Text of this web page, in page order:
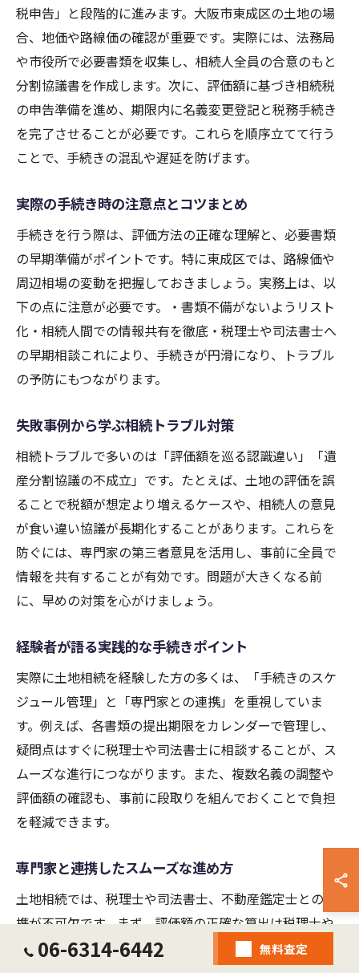
税申告」と段階的に進みます。大阪市東成区の土地の場
合、地価や路線価の確認が重要です。実際には、法務局
や市役所で必要書類を収集し、相続人全員の合意のもと
分割協議書を作成します。次に、評価額に基づき相続税
の申告準備を進め、期限内に名義変更登記と税務手続き
を完了させることが必要です。これらを順序立てて行う
ことで、手続きの混乱や遅延を防げます。
実際の手続き時の注意点とコツまとめ
手続きを行う際は、評価方法の正確な理解と、必要書類
の早期準備がポイントです。特に東成区では、路線価や
周辺相場の変動を把握しておきましょう。実務上は、以
下の点に注意が必要です。・書類不備がないようリスト
化・相続人間での情報共有を徹底・税理士や司法書士へ
の早期相談これにより、手続きが円滑になり、トラブル
の予防にもつながります。
失敗事例から学ぶ相続トラブル対策
相続トラブルで多いのは「評価額を巡る認識違い」「遺
産分割協議の不成立」です。たとえば、土地の評価を誤
ることで税額が想定より増えるケースや、相続人の意見
が食い違い協議が長期化することがあります。これらを
防ぐには、専門家の第三者意見を活用し、事前に全員で
情報を共有することが有効です。問題が大きくなる前
に、早めの対策を心がけましょう。
経験者が語る実践的な手続きポイント
実際に土地相続を経験した方の多くは、「手続きのスケ
ジュール管理」と「専門家との連携」を重視していま
す。例えば、各書類の提出期限をカレンダーで管理し、
疑問点はすぐに税理士や司法書士に相談することが、ス
ムーズな進行につながります。また、複数名義の調整や
評価額の確認も、事前に段取りを組んでおくことで負担
を軽減できます。
専門家と連携したスムーズな進め方
土地相続では、税理士や司法書士、不動産鑑定士との連
携が不可欠です。まず、評価額の正確な算出は税理士や
鑑定士に依頼し、書類作成や登記は司法書士と協働しま
06-6314-6442 無料査定